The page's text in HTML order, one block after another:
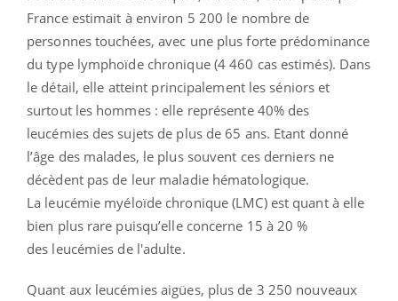
France estimait à environ 5 200 le nombre de
personnes touchées, avec une plus forte prédominance
du type lymphoïde chronique (4 460 cas estimés). Dans
le détail, elle atteint principalement les séniors et
surtout les hommes : elle représente 40% des
leucémies des sujets de plus de 65 ans. Etant donné
l’âge des malades, le plus souvent ces derniers ne
décèdent pas de leur maladie hématologique.
La leucémie myéloïde chronique (LMC) est quant à elle
bien plus rare puisqu’elle concerne 15 à 20 %
des leucémies de l'adulte.
Quant aux leucémies aigües, plus de 3 250 nouveaux